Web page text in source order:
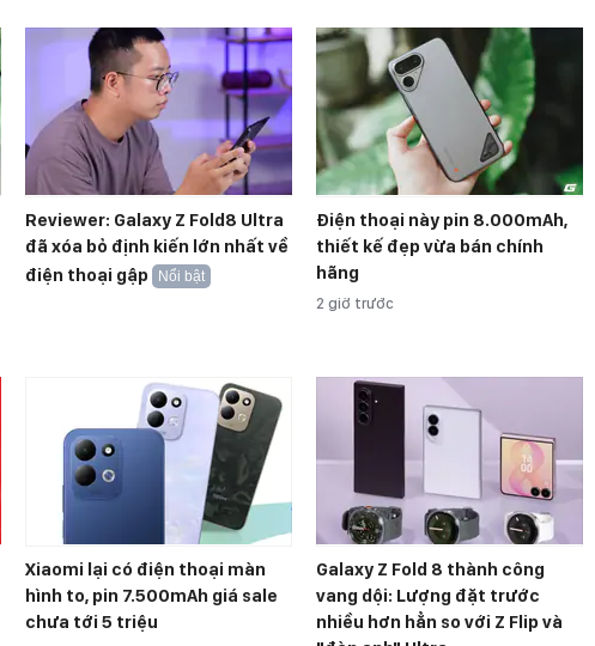
Reviewer: Galaxy Z Fold8 Ultra
đã xóa bỏ định kiến lớn nhất về
điện thoại gập
Nổi bật
Điện thoại này pin 8.000mAh,
thiết kế đẹp vừa bán chính
hãng
2 giờ trước
Xiaomi lại có điện thoại màn
hình to, pin 7.500mAh giá sale
chưa tới 5 triệu
Galaxy Z Fold 8 thành công
vang dội: Lượng đặt trước
nhiều hơn hẳn so với Z Flip và